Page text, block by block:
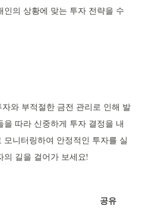
의 상황에 맞는 투자 전략을 수
와 부적절한 금전 관리로 인해 발
따라 신중하게 투자 결정을 내
니터링하여 안정적인 투자를 실
의 길을 걸어가 보세요!
공유